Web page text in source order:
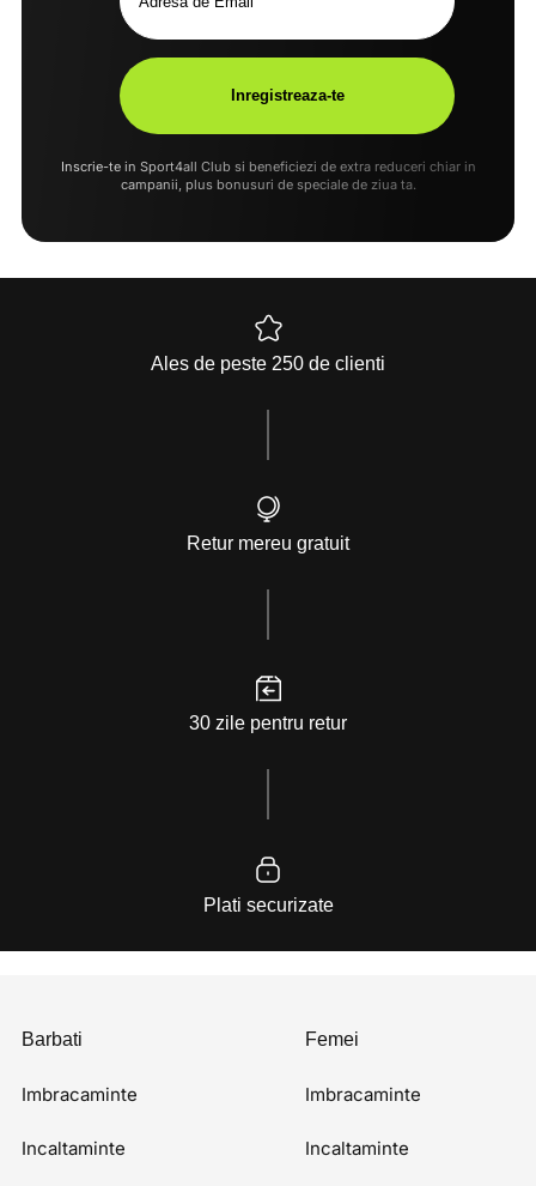
Inscrie-te in Sport4all Club si beneficiezi de extra reduceri chiar in
campanii, plus bonusuri de speciale de ziua ta.
Ales de peste 250 de clienti
Retur mereu gratuit
30 zile pentru retur
Plati securizate
Barbati
Imbracaminte
Incaltaminte
Femei
Imbracaminte
Incaltaminte